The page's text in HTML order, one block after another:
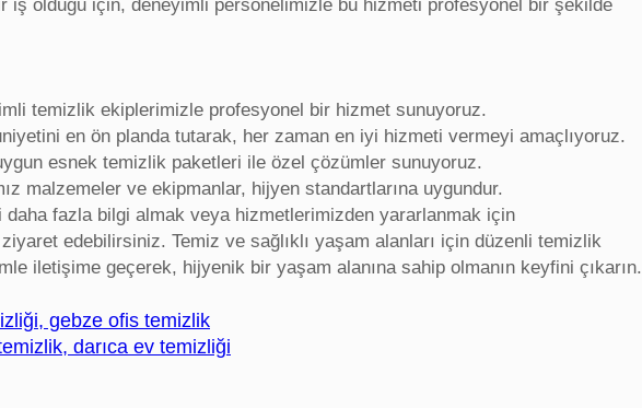
iş olduğu için, deneyimli personelimizle bu hizmeti profesyonel bir şekilde
temizlik ekiplerimizle profesyonel bir hizmet sunuyoruz.
en ön planda tutarak, her zaman en iyi hizmeti vermeyi amaçlıyoruz.
esnek temizlik paketleri ile özel çözümler sunuyoruz.
malzemeler ve ekipmanlar, hijyen standartlarına uygundur.
fazla bilgi almak veya hizmetlerimizden yararlanmak için
edebilirsiniz. Temiz ve sağlıklı yaşam alanları için düzenli temizlik
iletişime geçerek, hijyenik bir yaşam alanına sahip olmanın keyfini çıkarın.
gebze ofis temizlik
darıca ev temizliği